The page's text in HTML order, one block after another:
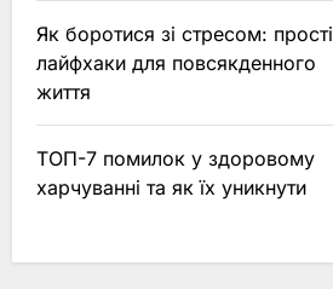
Як боротися зі стресом: прості
лайфхаки для повсякденного
життя
ТОП-7 помилок у здоровому
харчуванні та як їх уникнути